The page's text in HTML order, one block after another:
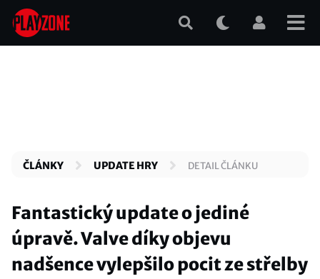
Přejít
hlavnímu
ČLÁNKY UPDATE HRY DETAIL ČLÁNKU
Fantastický update o jediné
úpravě. Valve díky objevu
nadšence vylepšilo pocit ze střelby